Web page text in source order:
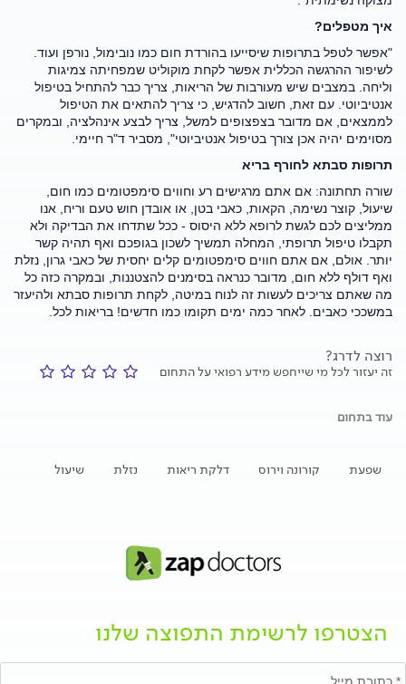
איך מטפלים?
"אפשר לטפל בתרופות שיסייעו בהורדת חום כמו נובימול, נורפן ועוד.
לשיפור ההרגשה הכללית אפשר לקחת מוקוליט שמפחיתה צמיגות
וליחה. במצבים שיש מעורבות של הריאות, צריך כבר להתחיל בטיפול
אנטיביוטי. עם זאת, חשוב להדגיש, כי צריך להתאים את הטיפול
לממצאים, אם מדובר בצפצופים למשל, צריך לבצע אינהלציה, ובמקרים
מסוימים יהיה אכן צורך בטיפול אנטיביוטי", מסביר ד"ר חיימי.
תרופות סבתא לחורף בריא
שורה תחתונה: אם אתם מרגישים רע וחווים סימפטומים כמו חום,
שיעול, קוצר נשימה, הקאות, כאבי בטן, או אובדן חוש טעם וריח, אנו
ממליצים לכם לגשת לרופא ללא היסוס - ככל שתדחו את הבדיקה ולא
תקבלו טיפול תרופתי, המחלה תמשיך לשכון בגופכם ואף תהיה קשר
יותר. אולם, אם אתם חווים סימפטומים קלים יחסית של כאבי גרון, נזלת
ואף דולף ללא חום, מדובר כנראה בסימנים להצטננות, ובמקרה כזה כל
מה שאתם צריכים לעשות זה לנוח במיטה, לקחת תרופות סבתא ולהיעזר
במשככי כאבים. לאחר כמה ימים תקומו כמו חדשים! בריאות לכל.
רוצה לדרג?
זה יעזור לכל מי שייחפש מידע רפואי על התחום
עוד בתחום
שפעת קורונה וירוס דלקת ריאות נזלת שיעול
הצטרפו לרשימת התפוצה שלנו